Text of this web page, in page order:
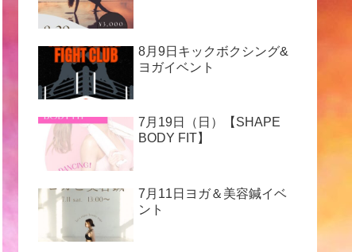
8月9日キックボクシング&
ヨガイベント
7月19日（日）【SHAPE
BODY FIT】
7月11日ヨガ＆美容鍼イベ
ント